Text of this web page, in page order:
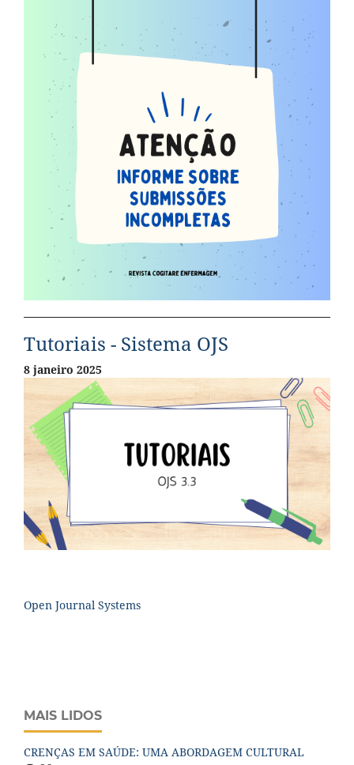
Tutoriais - Sistema OJS
8 janeiro 2025
Open Journal Systems
MAIS LIDOS
CRENÇAS EM SAÚDE: UMA ABORDAGEM CULTURAL